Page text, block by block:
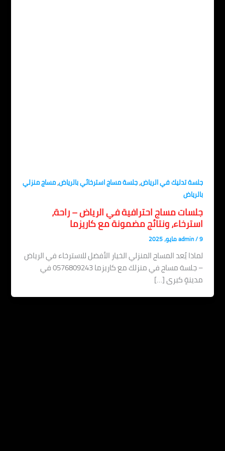
تدليك في الرياض,جلسة مساج استرخائي بالرياض,مساج منزلي
مساج احترافية في الرياض – راحة،
ونتائج مضمونة مع كاريزما
يُعد المساج المنزلي الخيار الأفضل للاسترخاء في الرياض
– جلسة مساج في منزلك مع كاريزما 0576809243 في
كبرى […]